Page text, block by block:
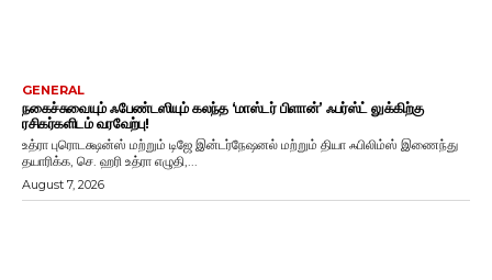
GENERAL
நகைச்சுவையும் ஃபேண்டஸியும் கலந்த ‘மாஸ்டர் பிளான்’ ஃபர்ஸ்ட் லுக்கிற்கு
ரசிகர்களிடம் வரவேற்பு!
உத்ரா புரொடக்ஷன்ஸ் மற்றும் டிஜே இன்டர்நேஷனல் மற்றும் தியா ஃபிலிம்ஸ் இணைந்து
தயாரிக்க, செ. ஹரி உத்ரா எழுதி,...
August 7, 2026